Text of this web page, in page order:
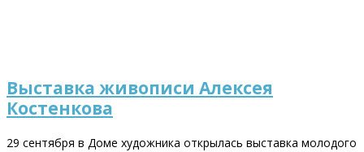
Выставка живописи Алексея
Костенкова
29 сентября в Доме художника открылась выставка молодого